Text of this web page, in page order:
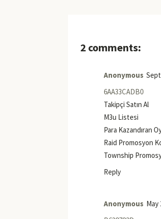
2 comments:
Anonymous
6AA33CADB0
Takipçi Satın Al
M3u Listesi
Para Kazandıran
Raid Promosyon
Township
Reply
Anonymous May